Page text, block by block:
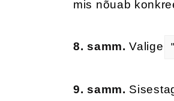
mis nõuab
8. samm. Valige
9. samm.